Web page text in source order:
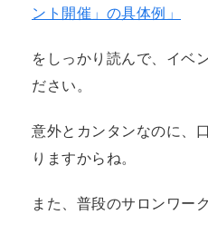
ント開催」の具体例」
をしっかり読んで、イベ
ださい。
意外とカンタンなのに、
りますからね。
また、普段のサロンワー